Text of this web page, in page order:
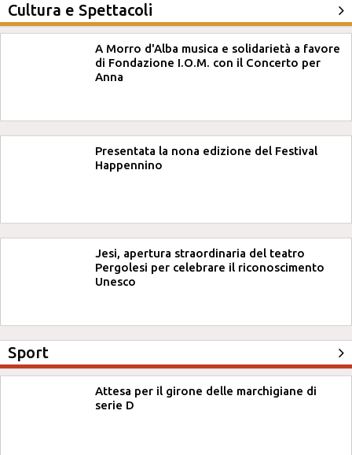
Cultura e Spettacoli
A Morro d'Alba musica e solidarietà a favore
di Fondazione I.O.M. con il Concerto per
Anna
Presentata la nona edizione del Festival
Happennino
Jesi, apertura straordinaria del teatro
Pergolesi per celebrare il riconoscimento
Unesco
Sport
Attesa per il girone delle marchigiane di
serie D